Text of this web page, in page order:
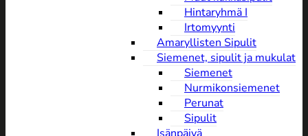
Hintaryhmä I
Irtomyynti
Amaryllisten Sipulit
Siemenet, sipulit ja mukulat
Siemenet
Nurmikonsiemenet
Perunat
Sipulit